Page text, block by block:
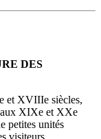
DES
et XVIIIe siècles,
aux XIXe et XXe
petites unités